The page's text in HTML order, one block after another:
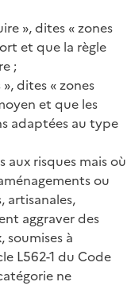
», dites « zones
et que la règle
;
dites « zones
et que les
adaptées au type
aux risques mais où
ou
artisanales,
aggraver des
à
L562-1 du Code
ne